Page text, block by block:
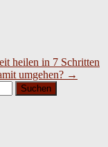
heilen in 7 Schritten
umgehen? →